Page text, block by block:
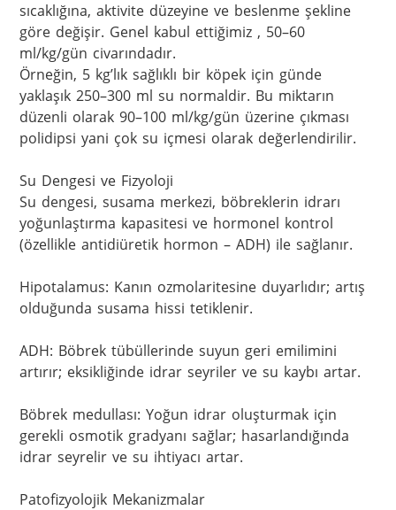
sıcaklığına, aktivite düzeyine ve beslenme şekline
göre değişir. Genel kabul ettiğimiz , 50–60
ml/kg/gün civarındadır.
Örneğin, 5 kg’lık sağlıklı bir köpek için günde
yaklaşık 250–300 ml su normaldir. Bu miktarın
düzenli olarak 90–100 ml/kg/gün üzerine çıkması
polidipsi yani çok su içmesi olarak değerlendirilir.
Su Dengesi ve Fizyoloji
Su dengesi, susama merkezi, böbreklerin idrarı
yoğunlaştırma kapasitesi ve hormonel kontrol
(özellikle antidiüretik hormon – ADH) ile sağlanır.
Hipotalamus: Kanın ozmolaritesine duyarlıdır; artış
olduğunda susama hissi tetiklenir.
ADH: Böbrek tübüllerinde suyun geri emilimini
artırır; eksikliğinde idrar seyriler ve su kaybı artar.
Böbrek medullası: Yoğun idrar oluşturmak için
gerekli osmotik gradyanı sağlar; hasarlandığında
idrar seyrelir ve su ihtiyacı artar.
Patofizyolojik Mekanizmalar